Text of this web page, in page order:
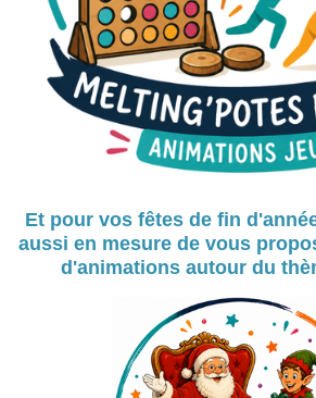
Et pour vos fêtes de fin
aussi en mesure de vous
d'animations autour du